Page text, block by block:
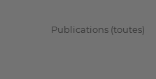
Publications (toutes)